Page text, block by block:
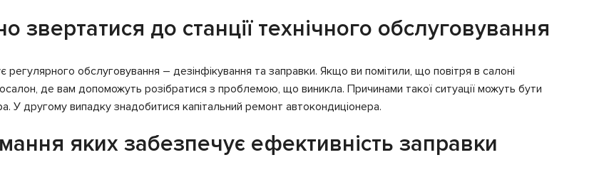
звертатися до станції технічного обслуговування
обслуговування – дезінфікування та заправки. Якщо ви помітили, що повітря в салоні
де вам допоможуть розібратися з проблемою, що виникла. Причинами такої ситуації можуть бути
У другому випадку знадобитися капітальний ремонт автокондиціонера.
яких забезпечує ефективність заправки